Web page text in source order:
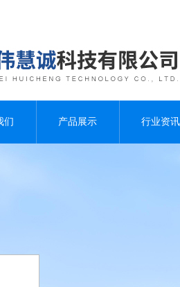
们 产品展示 行业资讯